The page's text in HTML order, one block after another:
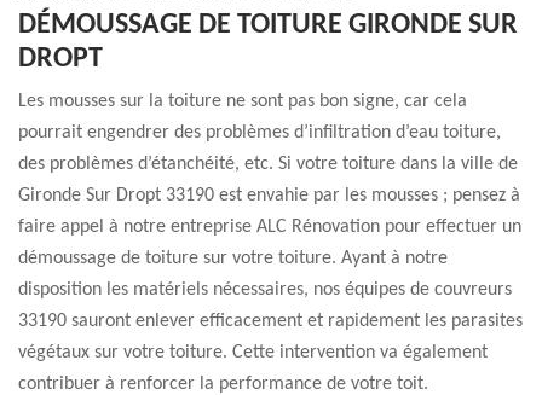
DÉMOUSSAGE DE TOITURE GIRONDE SUR
DROPT
Les mousses sur la toiture ne sont pas bon signe, car cela
pourrait engendrer des problèmes d’infiltration d’eau toiture,
des problèmes d’étanchéité, etc. Si votre toiture dans la ville de
Gironde Sur Dropt 33190 est envahie par les mousses ; pensez à
faire appel à notre entreprise ALC Rénovation pour effectuer un
démoussage de toiture sur votre toiture. Ayant à notre
disposition les matériels nécessaires, nos équipes de couvreurs
33190 sauront enlever efficacement et rapidement les parasites
végétaux sur votre toiture. Cette intervention va également
contribuer à renforcer la performance de votre toit.